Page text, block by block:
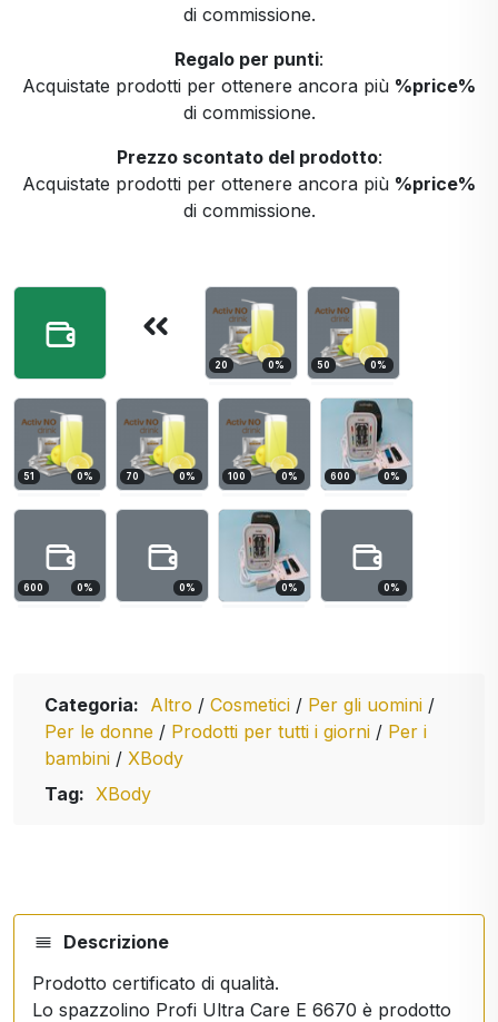
di commissione.
Regalo per punti:
Acquistate prodotti per ottenere ancora più %price%
di commissione.
Prezzo scontato del prodotto:
Acquistate prodotti per ottenere ancora più %price%
di commissione.
20 0% 50 0%
51 0% 70 0% 100 0% 600 0%
600 0% 0% 0% 0%
Categoria: Altro / Cosmetici / Per gli uomini /
Per le donne / Prodotti per tutti i giorni / Per i
bambini / XBody
Tag: XBody
Descrizione
Prodotto certificato di qualità.
Lo spazzolino Profi Ultra Care E 6670 è prodotto